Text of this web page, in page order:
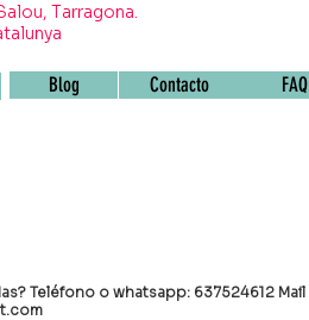
Tarragona.
Blog Contacto FAQ
Teléfono o whatsapp: 637524612 Mail